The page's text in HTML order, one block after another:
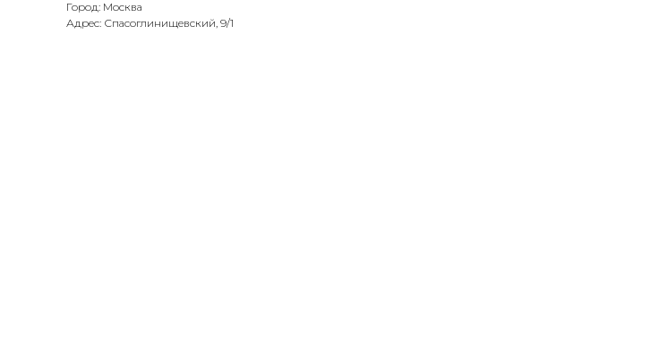
Город: Москва
Адрес: Спасоглинищевский, 9/1